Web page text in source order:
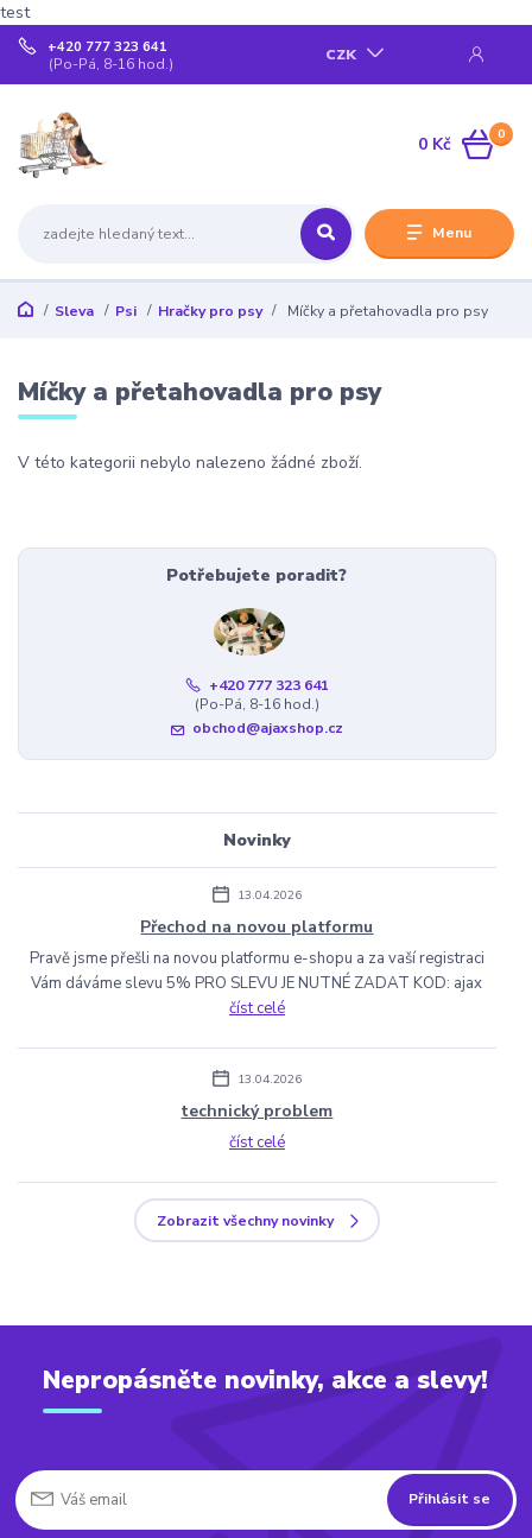
test
Menu
CZK
+420 777 323 641
(Po-Pá, 8-16 hod.)
0
0 Kč
Sleva Psi Hračky pro psy Míčky a přetahovadla pro psy
Míčky a přetahovadla pro psy
V této kategorii nebylo nalezeno žádné zboží.
Potřebujete poradit?
+420 777 323 641
(Po-Pá, 8-16 hod.)
obchod@ajaxshop.cz
Novinky
13.04.2026
Přechod na novou platformu
Pravě jsme přešli na novou platformu e-shopu a za vaší registraci
Vám dáváme slevu 5% PRO SLEVU JE NUTNÉ ZADAT KOD: ajax
číst celé
13.04.2026
technický problem
číst celé
Zobrazit všechny novinky
Nepropásněte novinky, akce a slevy!
Přihlásit se